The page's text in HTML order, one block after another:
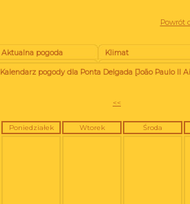
Powrót
Aktualna pogoda Klimat
Kalendarz pogody dla Ponta Delgada [João Paulo II
<<
Poniedziałek Wtorek Środa